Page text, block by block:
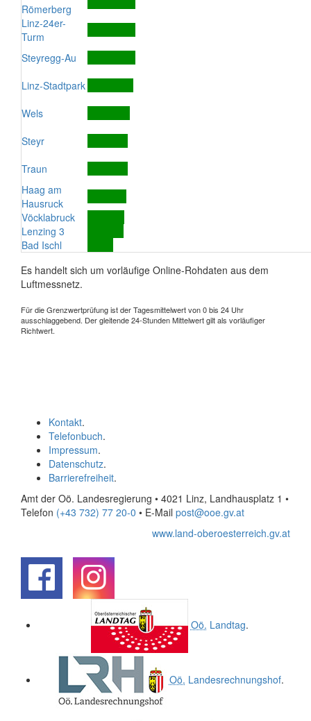
Römerberg
Linz-24er-
Turm
Steyregg-Au
Linz-Stadtpark
Wels
Steyr
Traun
Haag am
Hausruck
Vöcklabruck
Lenzing 3
Bad Ischl
Es handelt sich um vorläufige Online-Rohdaten aus dem
Luftmessnetz.
Für die Grenzwertprüfung ist der Tagesmittelwert von 0 bis 24 Uhr
ausschlaggebend. Der gleitende 24-Stunden Mittelwert gilt als vorläufiger
Richtwert.
Kontakt.
Telefonbuch.
Impressum.
Datenschutz.
Barrierefreiheit.
Amt der Oö. Landesregierung • 4021 Linz, Landhausplatz 1 •
Telefon (+43 732) 77 20-0 • E-Mail post@ooe.gv.at
www.land-oberoesterreich.gv.at
Oö. Landtag.
Oö. Landesrechnungshof.